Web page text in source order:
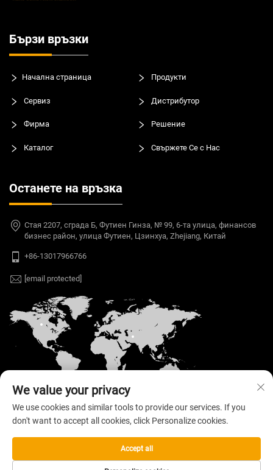
Бързи връзки
Начална страница Продукти
Сервиз Дистрибутор
Фирма Решение
Каталог Свържете Се с Нас
Останете на връзка
Стая 2207, сграда Б, Футиен Гинза, № 99, 6-та улица, финансов
бизнес район, улица Футиен, Цзинхуа, Zhejiang, Китай
+86-13017966766
[email protected]
Автоматен © 2026 Welloo Electronic Technology
Co., Ltd. Всички права запазени. —Политика за
поверителност
We value your privacy
We use cookies and similar tools to provide our services. If you
don't want to accept all cookies, click Personalize cookies.
Accept all